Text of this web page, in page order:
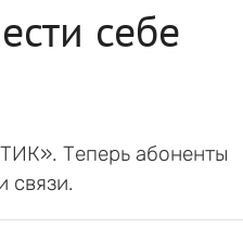
себе
Теперь абоненты
связи.